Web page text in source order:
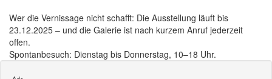
Wer die Vernissage nicht schafft: Die Ausstellung läuft bis
23.12.2025 – und die Galerie ist nach kurzem Anruf jederzeit
offen.
Spontanbesuch: Dienstag bis Donnerstag, 10–18 Uhr.